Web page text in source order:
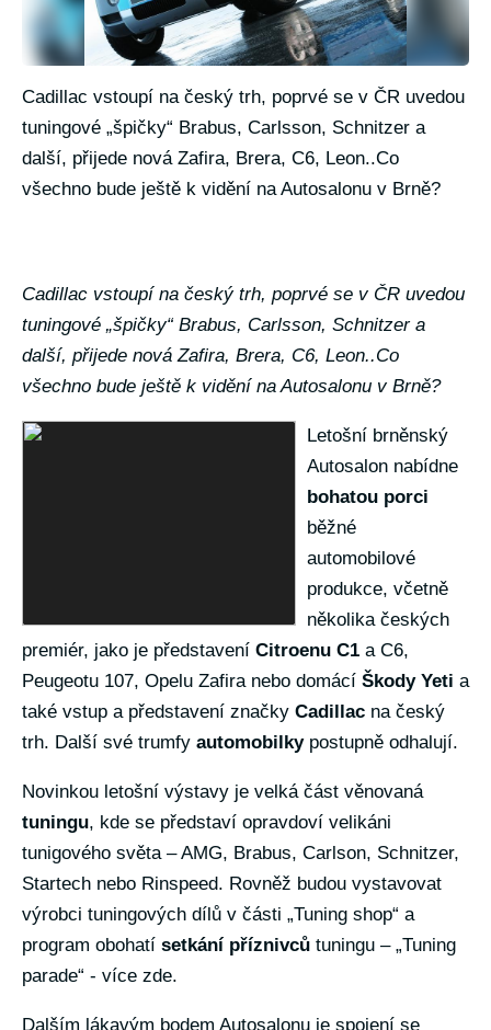
Cadillac vstoupí na český trh, poprvé se v ČR uvedou
tuningové „špičky“ Brabus, Carlsson, Schnitzer a
další, přijede nová Zafira, Brera, C6, Leon..Co
všechno bude ještě k vidění na Autosalonu v Brně?
Cadillac vstoupí na český trh, poprvé se v ČR uvedou
tuningové „špičky“ Brabus, Carlsson, Schnitzer a
další, přijede nová Zafira, Brera, C6, Leon..Co
všechno bude ještě k vidění na Autosalonu v Brně?
Letošní brněnský
Autosalon nabídne
bohatou porci
běžné
automobilové
produkce, včetně
několika českých
premiér, jako je představení Citroenu C1 a C6,
Peugeotu 107, Opelu Zafira nebo domácí Škody Yeti a
také vstup a představení značky Cadillac na český
trh. Další své trumfy automobilkypostupně odhalují.
Novinkou letošní výstavy je velká část věnovaná
tuningu, kde se představí opravdoví velikáni
tunigového světa – AMG, Brabus, Carlson, Schnitzer,
Startech nebo Rinspeed. Rovněž budou vystavovat
výrobci tuningových dílů v části „Tuning shop“ a
program obohatí setkání příznivců tuningu – „Tuning
parade“ - více zde.
Dalším lákavým bodem Autosalonu je spojení se